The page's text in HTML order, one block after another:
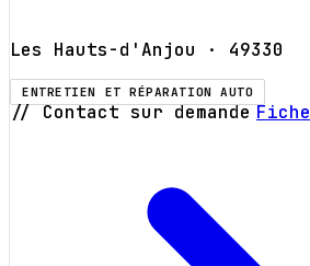
Les Hauts-d'Anjou · 49330
ENTRETIEN ET RÉPARATION AUTO
// Contact sur demande Fiche